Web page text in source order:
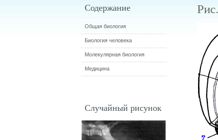
Содержание
Общая биология
Биология человека
Молекулярная биология
Медицина
Случайный рисунок